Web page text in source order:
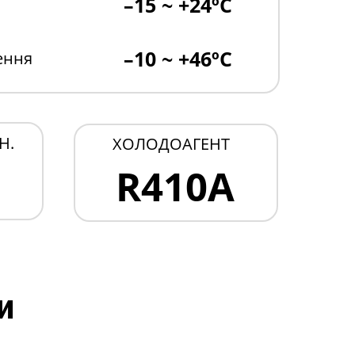
ХОЛОДОАГЕНТ
R410A
–10 ~ +46ºC